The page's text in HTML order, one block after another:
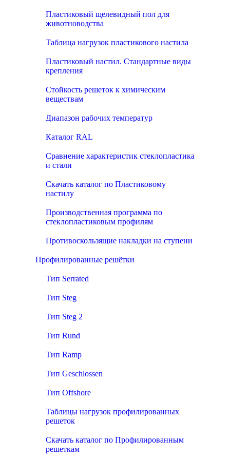
Пластиковый щелевидный пол для
животноводства
Таблица нагрузок пластикового настила
Пластиковый настил. Стандартные виды
крепления
Стойкость решеток к химическим
веществам
Диапазон рабочих температур
Каталог RAL
Сравнение характеристик стеклопластика
и стали
Скачать каталог по Пластиковому
настилу
Производственная программа по
стеклопластиковым профилям
Противоскользящие накладки на ступени
Профилированные решётки
Тип Serrated
Тип Steg
Тип Steg 2
Тип Rund
Тип Ramp
Тип Geschlossen
Тип Offshore
Таблицы нагрузок профилированных
решеток
Скачать каталог по Профилированным
решеткам